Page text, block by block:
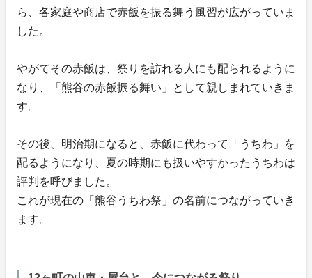
ら、各家庭や商店で赤飯を振る舞う風習が広がっていま
した。
やがてその赤飯は、祭りを訪れる人にも配られるように
なり、「熊谷の赤飯振る舞い」として親しまれていきま
す。
その後、明治期になると、赤飯に代わって「うちわ」を
配るようになり、夏の時期にも扱いやすかったうちわは
評判を呼びました。
これが現在の「熊谷うちわ祭」の名前につながっていき
ます。